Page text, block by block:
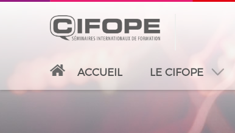
PARIS ABIDJAN ATLANTA
ACCUEIL LE CIFOPE